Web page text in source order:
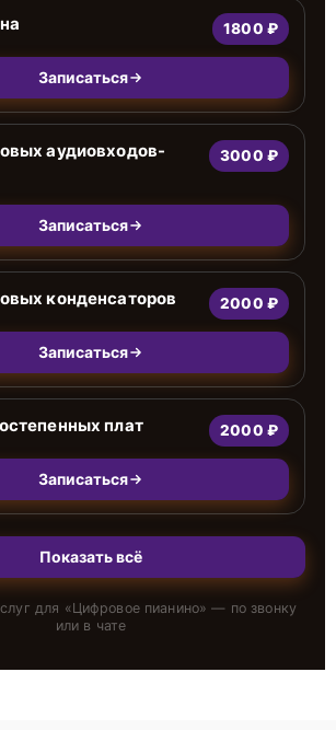
1800 ₽
Записаться
аудиовходов-
3000 ₽
Записаться
конденсаторов 2000 ₽
Записаться
плат 2000 ₽
Записаться
Показать всё
для «Цифровое пианино» — по звонку
или в чате